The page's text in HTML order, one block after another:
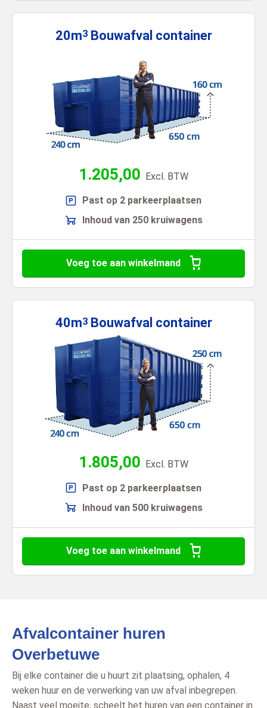
20m3 Bouwafval container
1.205,00 Excl. BTW
Past op 2 parkeerplaatsen
Inhoud van 250 kruiwagens
Voeg toe aan winkelmand
40m3 Bouwafval container
1.805,00 Excl. BTW
Past op 2 parkeerplaatsen
Inhoud van 500 kruiwagens
Voeg toe aan winkelmand
Afvalcontainer huren
Overbetuwe
Bij elke container die u huurt zit plaatsing, ophalen, 4
weken huur en de verwerking van uw afval inbegrepen.
Naast veel moeite, scheelt het huren van een container in